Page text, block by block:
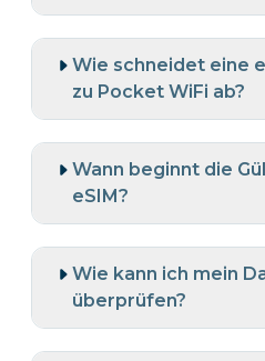
Wie schneidet eine
zu Pocket WiFi ab?
Wann beginnt die
eSIM?
Wie kann ich mein
überprüfen?